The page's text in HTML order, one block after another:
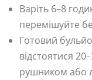
Варіть 6–8
перемішуйте
Готовий
відстоятися
рушником або